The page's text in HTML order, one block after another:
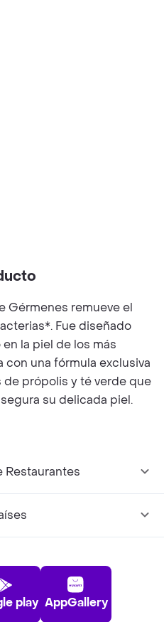
Gérmenes remueve el
Fue diseñado
la piel de los más
una fórmula exclusiva
própolis y té verde que
su delicada piel.
Restaurantes
play AppGallery